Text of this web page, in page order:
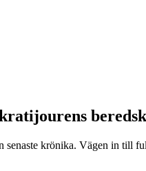
senaste krönika. Vägen in till